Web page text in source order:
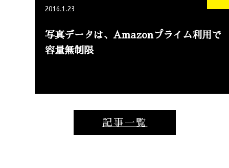
2016.1.23
写真データは、Amazonプライム利用で
容量無制限
記事一覧